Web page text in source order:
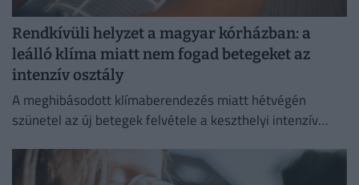
Rendkívüli helyzet a magyar kórházban: a
leálló klíma miatt nem fogad betegeket az
intenzív osztály
A meghibásodott klímaberendezés miatt hétvégén
szünetel az új betegek felvétele a keszthelyi intenzív